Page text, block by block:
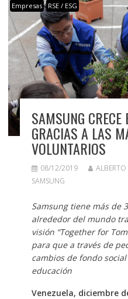
Empresas RSE / ESG
SAMSUNG CRECE
GRACIAS A LAS
VOLUNTARIOS
08/12/2019
SAMSUNG
Samsung tiene más de
alrededor del mundo
visión “Together for
para que a través de
cambios de fondo
educación
Venezuela, diciembre